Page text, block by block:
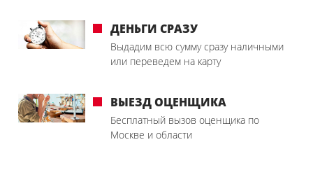
ДЕНЬГИ СРАЗУ
Выдадим всю сумму сразу наличными
или переведем на карту
ВЫЕЗД ОЦЕНЩИКА
Бесплатный вызов оценщика по
Москве и области